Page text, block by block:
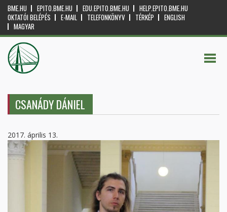
BME.HU EPITO.BME.HU EDU.EPITO.BME.HU
HELP.EPITO.BME.HU
OKTATÓI BELÉPÉS
E-MAIL TELEFONKÖNYV TÉRKÉP
ENGLISH
MAGYAR
CSANÁDY DÁNIEL
2017. április 13.